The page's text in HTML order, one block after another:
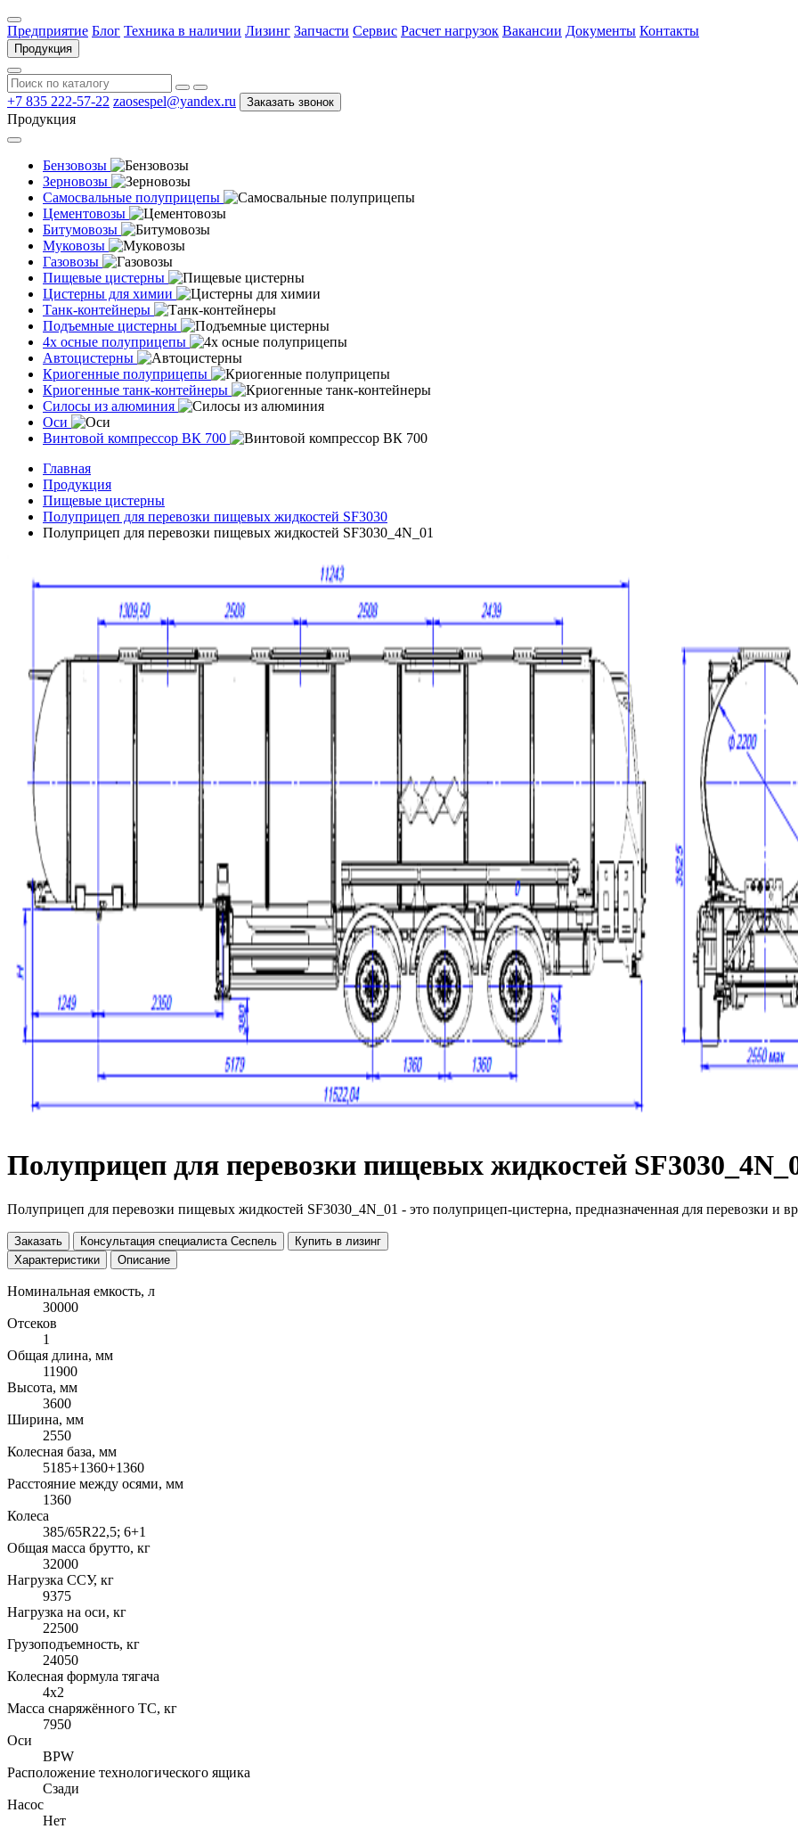
Предприятие Блог Техника в наличии Лизинг Запчасти Сервис Расчет нагрузок Вакансии Документы Контакты
Продукция
+7 835 222-57-22 zaosespel@yandex.ru Заказать звонок
Продукция
Бензовозы
Зерновозы
Самосвальные полуприцепы
Цементовозы
Битумовозы
Муковозы
Газовозы
Пищевые цистерны
Цистерны для химии
Танк-контейнеры
Подъемные цистерны
4х осные полуприцепы
Автоцистерны
Криогенные полуприцепы
Криогенные танк-контейнеры
Силосы из алюминия
Оси
Винтовой компрессор ВК 700
Главная
Продукция
Пищевые цистерны
Полуприцеп для перевозки пищевых жидкостей SF3030
Полуприцеп для перевозки пищевых жидкостей SF3030_4N_01
Полуприцеп для перевозки пищевых жидкостей
Полуприцеп для перевозки пищевых жидкостей SF3030_4N_01 - это полуприцеп-цистерна, предназначенная для перевозки и
Заказать Консультация специалиста Сеспель
Купить в лизинг
Характеристики
Описание
Номинальная емкость, л
30000
Отсеков
1
Общая длина, мм
11900
Высота, мм
3600
Ширина, мм
2550
Колесная база, мм
5185+1360+1360
Расстояние между осями, мм
1360
Колеса
385/65R22,5; 6+1
Общая масса брутто, кг
32000
Нагрузка ССУ, кг
9375
Нагрузка на оси, кг
22500
Грузоподъемность, кг
24050
Колесная формула тягача
4x2
Масса снаряжённого ТС, кг
7950
Оси
BPW
Расположение технологического ящика
Сзади
Насос
Нет